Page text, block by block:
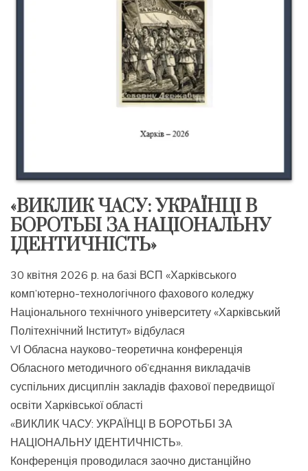
«ВИКЛИК ЧАСУ: УКРАЇНЦІ В
БОРОТЬБІ ЗА НАЦІОНАЛЬНУ
ІДЕНТИЧНІСТЬ»
30 квітня 2026 р. на базі ВСП «Харківського
комп’ютерно-технологічного фахового коледжу
Національного технічного університету «Харківський
Політехнічний Інститут» відбулася
VІ Обласна науково-теоретична конференція
Обласного методичного об’єднання викладачів
суспільних дисциплін закладів фахової передвищої
освіти Харківської області
«ВИКЛИК ЧАСУ: УКРАЇНЦІ В БОРОТЬБІ ЗА
НАЦІОНАЛЬНУ ІДЕНТИЧНІСТЬ».
Конференція проводилася заочно дистанційно